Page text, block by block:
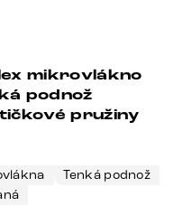
mikrovlákno
podnož
pružiny
Tenká podnož